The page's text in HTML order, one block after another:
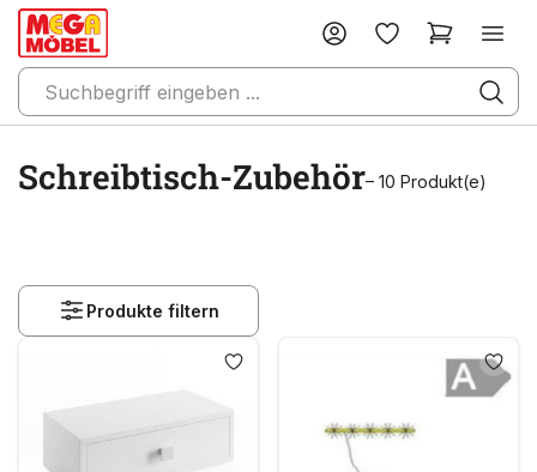
Schreibtisch-Zubehör– 10 Produkt(e)
Produkte filtern